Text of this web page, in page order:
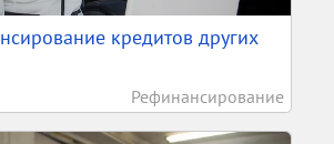
кредитов других
Рефинансирование